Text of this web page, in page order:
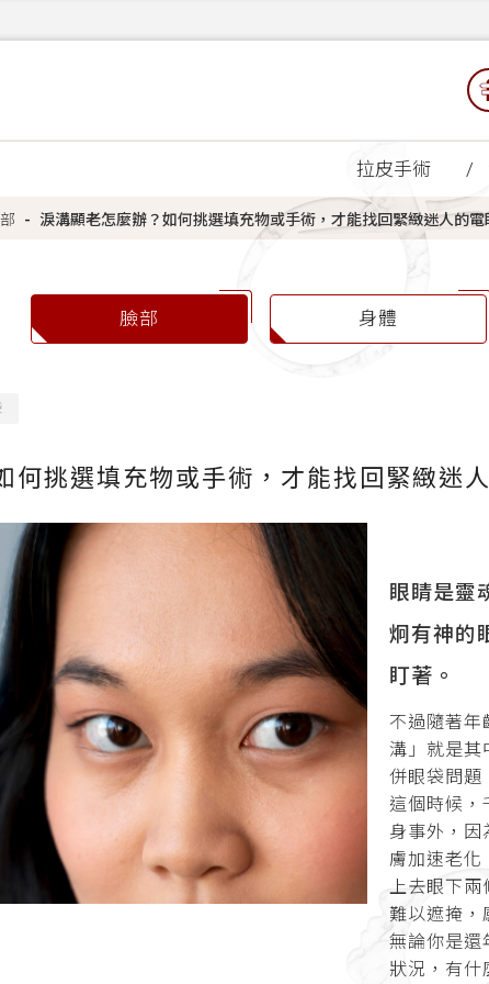
拉皮手術
淚溝顯老怎麼辦？如何挑選填充物或手術，才能找回緊緻迷人的電
臉部 身體
何挑選填充物或手術，才能找回緊緻迷
眼睛是靈
炯有神的
盯著。
不過隨著年
溝」就是其
併眼袋問題
這個時候，
身事外，因
膚加速老化
上去眼下兩
難以遮掩，
無論你是還
狀況，有什